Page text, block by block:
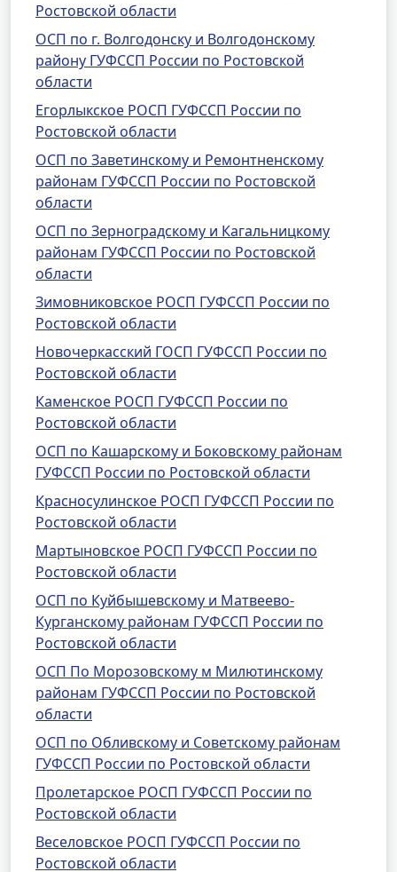
Ростовской области
ОСП по г. Волгодонску и Волгодонскому
району ГУФССП России по Ростовской
области
Егорлыкское РОСП ГУФССП России по
Ростовской области
ОСП по Заветинскому и Ремонтненскому
районам ГУФССП России по Ростовской
области
ОСП по Зерноградскому и Кагальницкому
районам ГУФССП России по Ростовской
области
Зимовниковское РОСП ГУФССП России по
Ростовской области
Новочеркасский ГОСП ГУФССП России по
Ростовской области
Каменское РОСП ГУФССП России по
Ростовской области
ОСП по Кашарскому и Боковскому районам
ГУФССП России по Ростовской области
Красносулинское РОСП ГУФССП России по
Ростовской области
Мартыновское РОСП ГУФССП России по
Ростовской области
ОСП по Куйбышевскому и Матвеево-
Курганскому районам ГУФССП России по
Ростовской области
ОСП По Морозовскому м Милютинскому
районам ГУФССП России по Ростовской
области
ОСП по Обливскому и Советскому районам
ГУФССП России по Ростовской области
Пролетарское РОСП ГУФССП России по
Ростовской области
Веселовское РОСП ГУФССП России по
Ростовской области